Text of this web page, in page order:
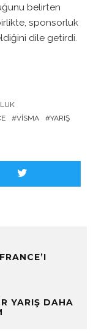
belirten
sponsorluk
dile getirdi.
VISMA YARIŞ
YARIŞ DAHA